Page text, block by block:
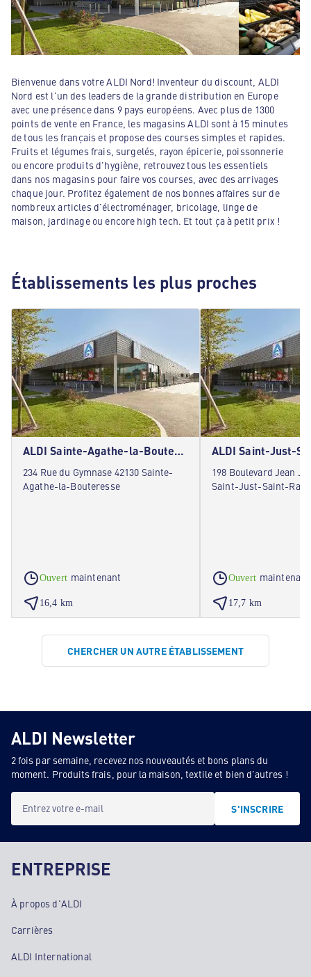
Bienvenue dans votre ALDI Nord! Inventeur du discount, ALDI
Nord est l'un des leaders de la grande distribution en Europe
avec une présence dans 9 pays européens. Avec plus de 1300
points de vente en France, les magasins ALDI sont à 15 minutes
de tous les français et propose des courses simples et rapides.
Fruits et légumes frais, surgelés, rayon épicerie, poissonnerie
ou encore produits d'hygiène, retrouvez tous les essentiels
dans nos magasins pour faire vos courses, avec des arrivages
chaque jour. Profitez également de nos bonnes affaires sur de
nombreux articles d'électroménager, bricolage, linge de
maison, jardinage ou encore high tech. Et tout ça à petit prix !
Établissements les plus proches
ALDI Sainte-Agathe-la-Bouteresse
234 Rue du Gymnase 42130 Sainte-
Agathe-la-Bouteresse
Ouvert maintenant
16,4 km
ALDI Saint-Just-
198 Boulevard Jean
Saint-Just-Saint-
Ouvert maintenant
17,7 km
CHERCHER UN AUTRE ÉTABLISSEMENT
ALDI Newsletter
2 fois par semaine, recevez nos nouveautés et bons plans du
moment. Produits frais, pour la maison, textile et bien d'autres !
Entrez votre e-mail S'INSCRIRE
ENTREPRISE
À propos d'ALDI
Carrières
ALDI International